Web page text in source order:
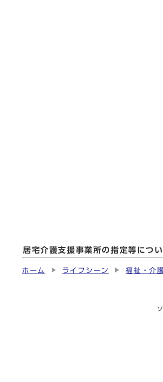
居宅介護支援事業所の指定等につ
ホーム ライフシーン 福祉・介